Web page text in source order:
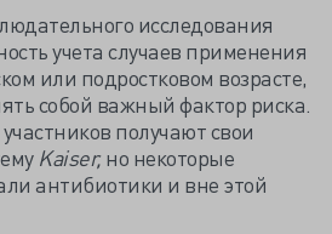
исследования
учета случаев применения
или подростковом возрасте,
собой важный фактор риска.
получают свои
Kaiser,но некоторые
антибиотики и вне этой